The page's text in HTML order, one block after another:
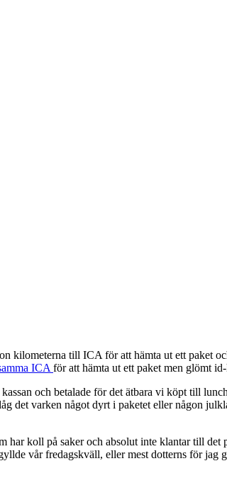
kilometerna till ICA för att hämta ut ett paket
ICA för att hämta ut ett paket men glömt
och betalade för det ätbara vi köpt till
det varken något dyrt i paketet eller någon
koll på saker och absolut inte klantar till
vår fredagskväll, eller mest dotterns för jag